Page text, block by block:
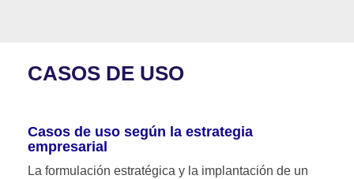
CASOS DE USO
Casos de uso según la estrategia
empresarial
La formulación estratégica y la implantación de un